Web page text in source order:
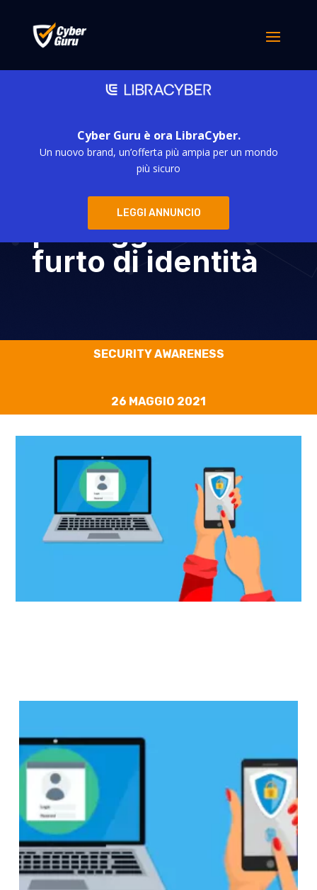
Cyber Guru è ora LibraCyber.
Un nuovo brand, un’offerta più ampia per un mondo
più sicuro
LEGGI ANNUNCIO
Autenticazione a
più fattori: per
proteggersi dal
furto di identità
SECURITY AWARENESS
26 MAGGIO 2021